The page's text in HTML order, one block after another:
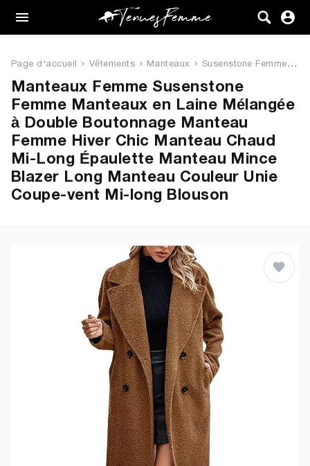
Femme
Vêtements
Chaussures
Sacs
Accessoires
Page d'accueil Vêtements Manteaux Susenstone Femme Manteaux en L...
Manteaux Femme Susenstone
Femme Manteaux en Laine Mélangée
à Double Boutonnage Manteau
Femme Hiver Chic Manteau Chaud
Mi-Long Épaulette Manteau Mince
Blazer Long Manteau Couleur Unie
Coupe-vent Mi-long Blouson